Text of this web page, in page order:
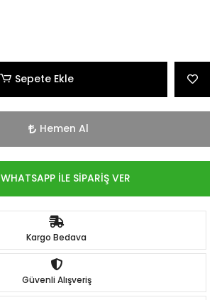
Sepete Ekle
Hemen Al
WHATSAPP İLE SİPARİŞ VER
Kargo Bedava
Güvenli Alışveriş